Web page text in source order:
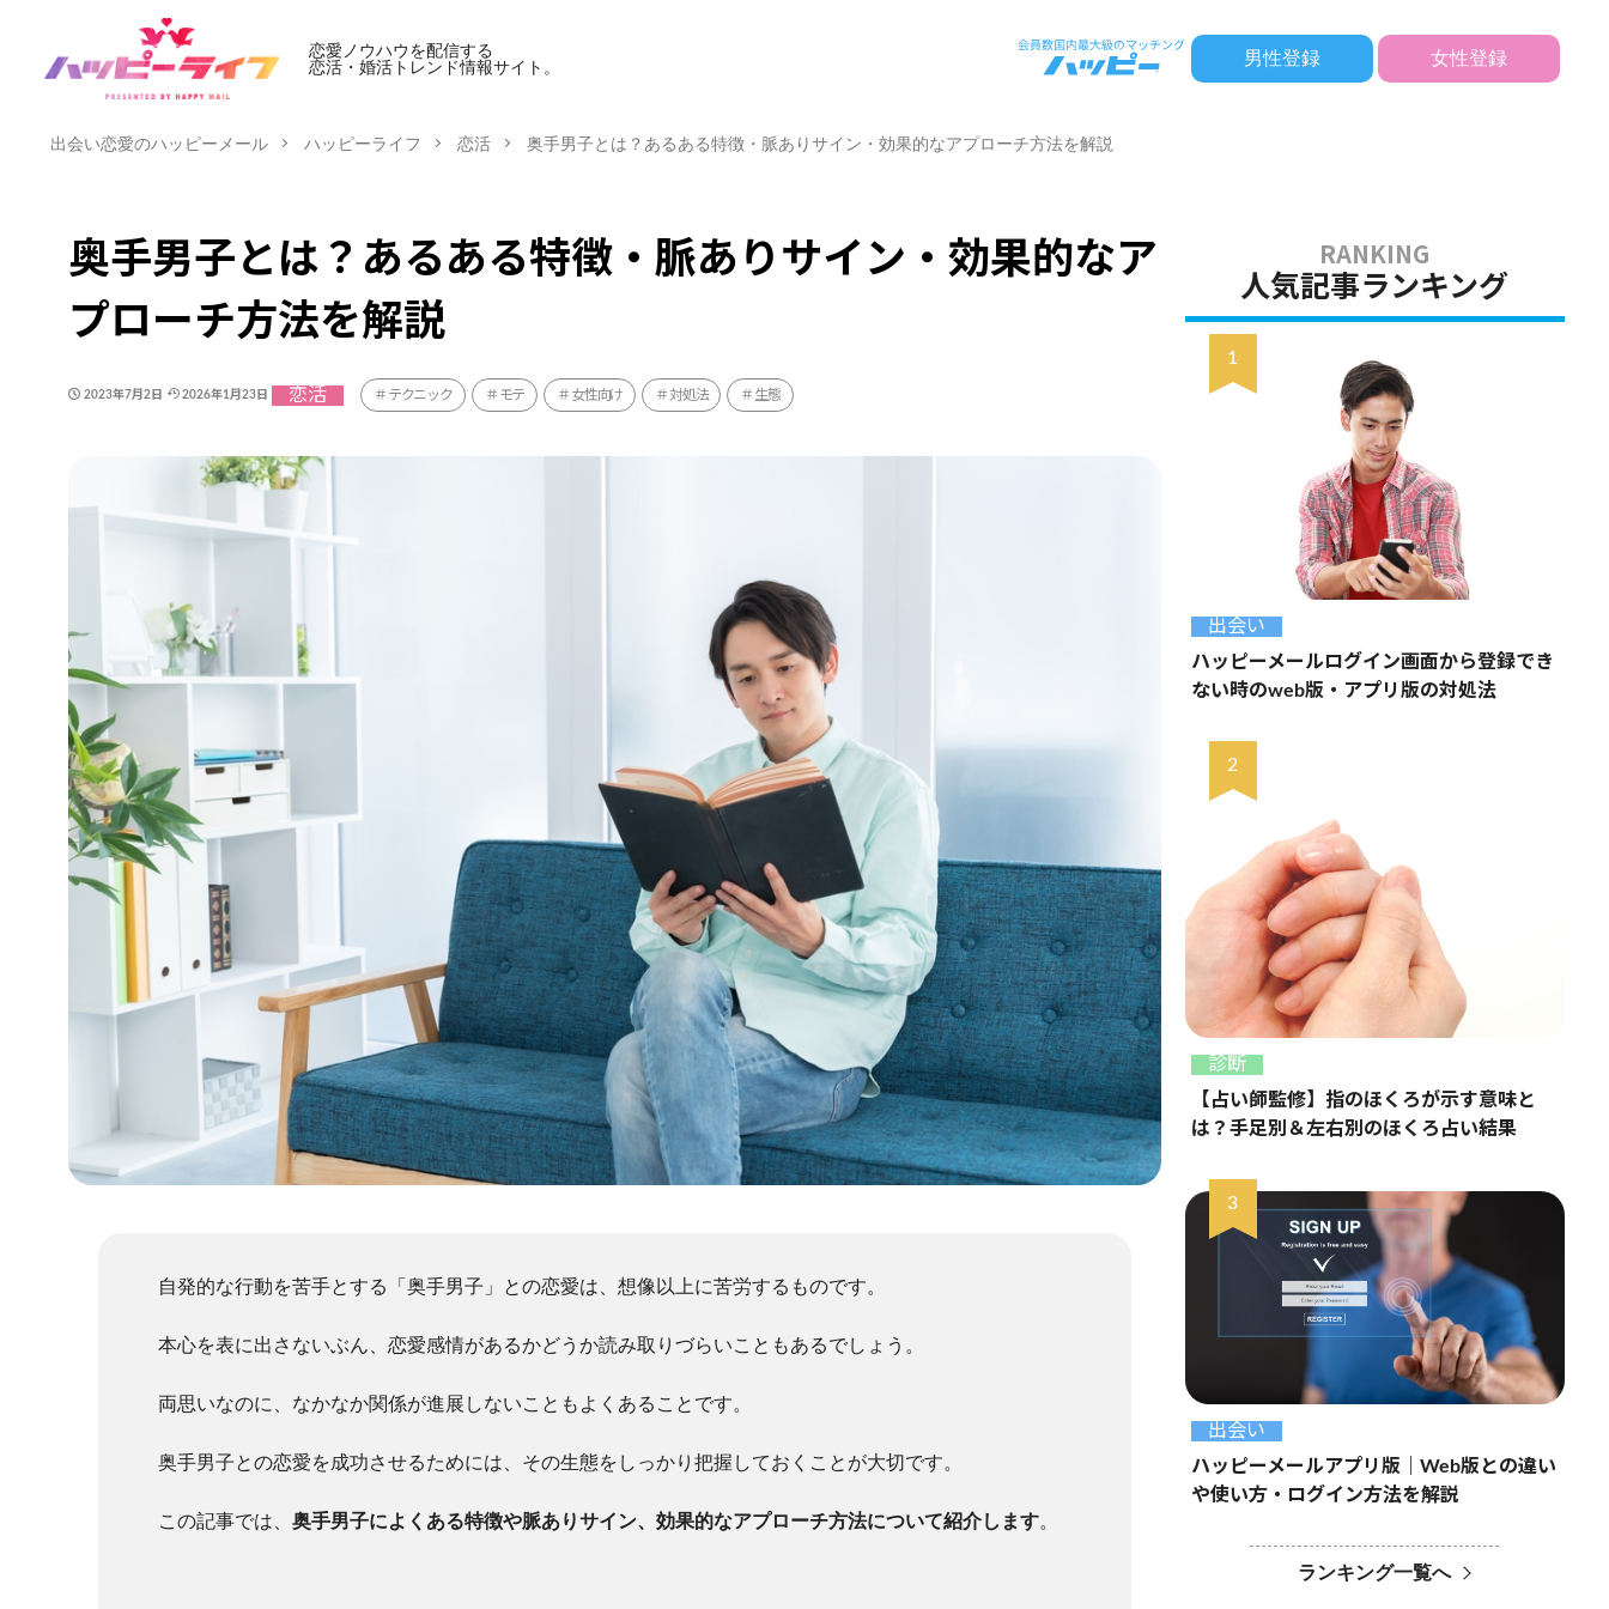
恋愛ノウハウを配信する
恋活・婚活トレンド情報サイト。
男性登録 女性登録
出会い恋愛のハッピーメール ハッピーライフ 恋活 奥手男子とは？あるある特徴・脈ありサイン・効果的なアプローチ方法を解説
奥手男子とは？あるある特徴・脈ありサイン・効果的なア
プローチ方法を解説
2023年7月2日 2026年1月23日 恋活 テクニック モテ 女性向け 対処法 生態
自発的な行動を苦手とする「奥手男子」との恋愛は、想像以上に苦労するものです。
本心を表に出さないぶん、恋愛感情があるかどうか読み取りづらいこともあるでしょう。
両思いなのに、なかなか関係が進展しないこともよくあることです。
奥手男子との恋愛を成功させるためには、その生態をしっかり把握しておくことが大切です。
この記事では、 奥手男子によくある特徴や脈ありサイン、効果的なアプローチ方法について紹介します。
人気記事ランキング
出会い
ハッピーメールログイン画面から登録でき
ない時のweb版・アプリ版の対処法
診断
【占い師監修】指のほくろが示す意味と
は？手足別＆左右別のほくろ占い結果
出会い
ハッピーメールアプリ版｜Web版との違い
や使い方・ログイン方法を解説
ランキング一覧へ